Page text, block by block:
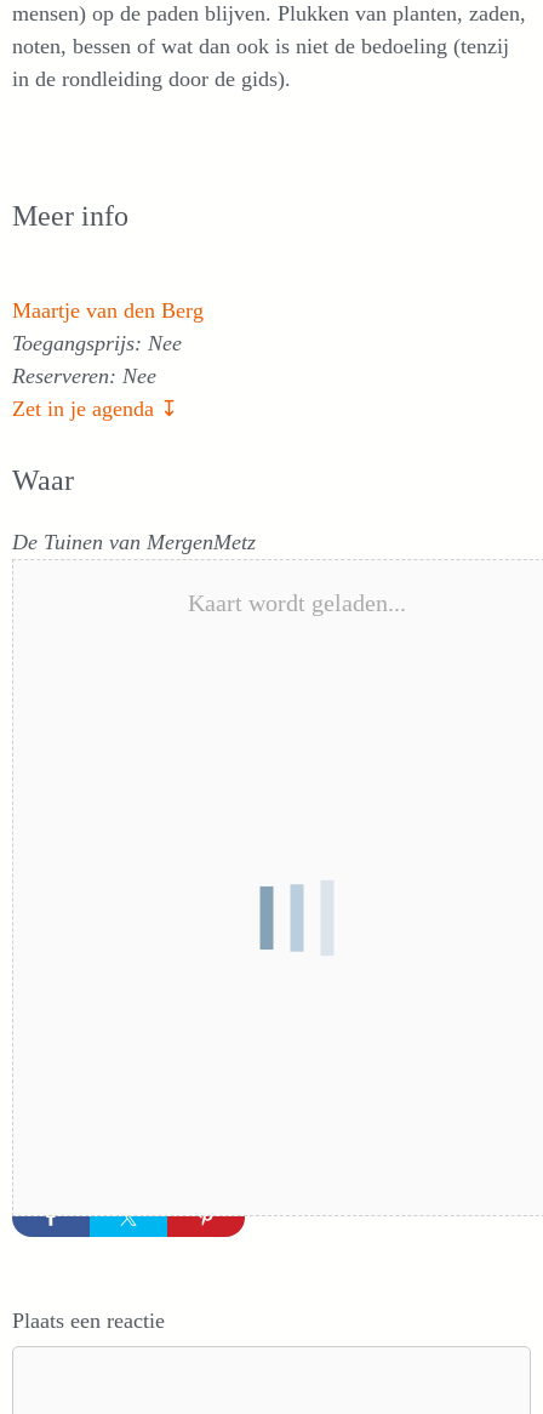
mensen) op de paden blijven. Plukken van planten, zaden,
noten, bessen of wat dan ook is niet de bedoeling (tenzij
in de rondleiding door de gids).
Meer info
Maartje van den Berg
Toegangsprijs: Nee
Reserveren: Nee
Zet in je agenda ↧
Waar
De Tuinen van MergenMetz
Kaart wordt geladen...
Plaats een reactie